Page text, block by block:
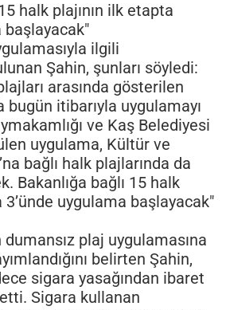
halk plajının ilk etapta
başlayacak"
ilgili
Şahin, şunları söyledi:
arasında gösterilen
bugün itibarıyla uygulamayı
ve Kaş Belediyesi
uygulama, Kültür ve
bağlı halk plajlarında da
Bakanlığa bağlı 15 halk
3’ünde uygulama başlayacak"
plaj uygulamasına
belirten Şahin,
sigara yasağından ibaret
etti. Sigara kullanan